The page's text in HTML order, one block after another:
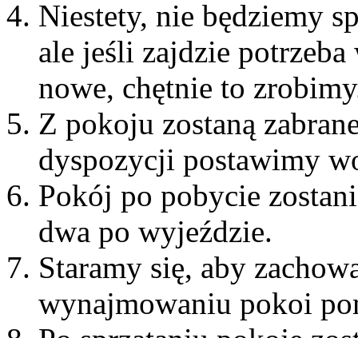
Niestety, nie będziemy
ale jeśli zajdzie
nowe, chętnie to
Z pokoju zostaną
dyspozycji postawimy
Pokój po pobycie
dwa po wyjeździe.
Staramy się, aby
wynajmowaniu pokoi